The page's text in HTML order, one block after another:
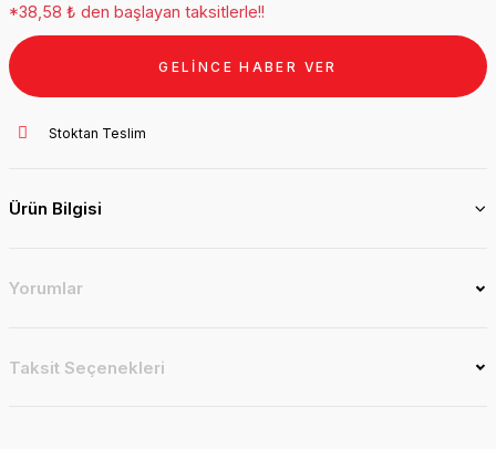
*38,58 ₺ den başlayan taksitlerle!!
GELİNCE HABER VER
Stoktan Teslim
Ürün Bilgisi
Yorumlar
Taksit Seçenekleri